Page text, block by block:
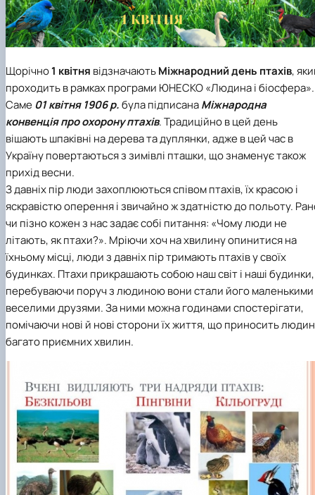
Іноземні мови
Працевлаштування
Їдальні та буфети
Студентські квитки
Центр вивчення мов
Психологічна підтримка
Інклюзивне середовище
Рада молодих вчених
Наукові школи
Стартап школа НУБіП України
Методичні рекомендації, пам'ятки
Форми документів
Патентно-ліцензійна діяльність
ЦКНО «Агропромисловий комплекс, лісове і
садово-паркове господарство, ветеринарна
медицина»
Біоетична комісія
Наукові видання
Досліднику та автору
Наукові журнали НУБіП України
Наукові журнали НУБіП України (English)
Пам'ятка про проведення науково-
заходів
Порядок планування та організації
проведення НТЗ
Результати науково-технічних заходів
Наука для бізнесу
«SEB-2024»
«SEB-2025»
Наглядова рада
Рада роботодавців
Благодійний фонд «Голосіївська ініціатива
Історія університету
Видатні випускники та працівники
Звіт ректора
Почесні доктори і професори НУБіП України
Пресслужба
Університетський кур'єр
Вибори ректора
Програма розвитку університету
ініціатива – 2025»
Доступ до публічної інформації
Державні закупівлі
Офіційна символіка
Уповноважена особа з питань запобігання
виявлення корупції
Положення про антикорупційного
уповноваженого НУБіП України
Національні нормативно-правові акти
Нормативно-правові акти НУБіП України
Інформаційні ресурси НАЗК
Антикорупційні заходи
Гендерна радниця
Контактна інформація
Щорічно1 квітня відзначаютьМіжнародний день птахів,
проходить в рамках програми ЮНЕСКО «Людина і біосфера».
Саме01 квітня 1906 р.була підписанаМіжнародна
конвенція про охорону птахів. Традиційно в цей день
вішають шпаківні на дерева та дуплянки, адже в цей час в
Україну повертаються з зимівлі пташки, що знаменує також
прихід весни.
З давніх пір люди захоплюються співом птахів, їх красою і
яскравістю оперення і звичайно ж здатністю до польоту.
чи пізно кожен з нас задає собі питання: «Чому люди не
літають, як птахи?». Мріючи хоч на хвилину опинитися на
їхньому місці, люди з давніх пір тримають птахів у своїх
будинках. Птахи прикрашають собою наш світ і наші будинки,
перебуваючи поруч з людиною вони стали його маленькими
веселими друзями. За ними можна годинами спостерігати,
помічаючи нові й нові сторони їх життя, що приносить
багато приємних хвилин.